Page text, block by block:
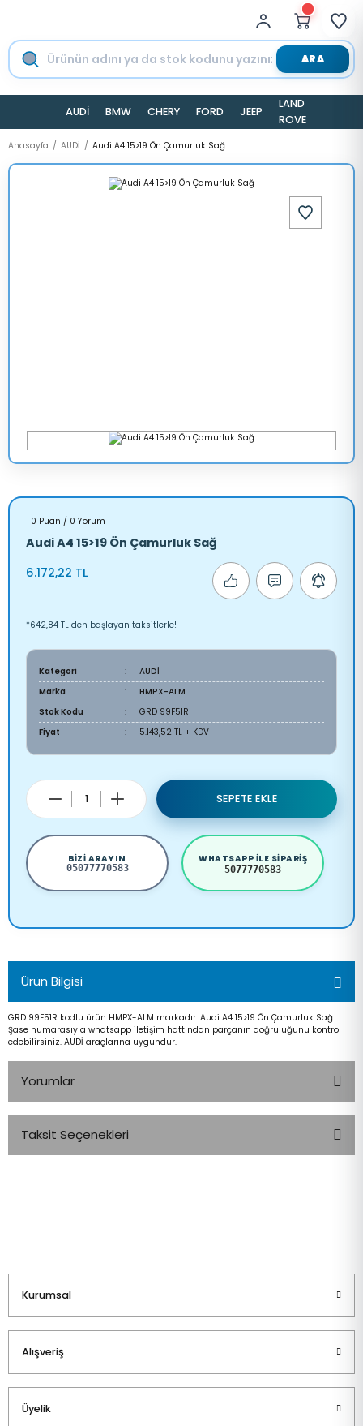
ARA
AUDİ BMW CHERY FORD JEEP
LAND
ROVER
Anasayfa AUDİ Audi A4 15>19 Ön Çamurluk Sağ
0 Puan / 0 Yorum
Audi A4 15>19 Ön Çamurluk Sağ
6.172,22 TL
*642,84 TL den başlayan taksitlerle!
Kategori
AUDİ
Marka
HMPX-ALM
Stok Kodu
GRD 99F51R
Fiyat
5.143,52 TL + KDV
SEPETE EKLE
BIZI ARAYIN
05077770583
WHATSAPP ILE SIPARIŞ
5077770583
Ürün Bilgisi
GRD 99F51R kodlu ürün HMPX-ALM markadır. Audi A4 15>19 Ön Çamurluk Sağ
Şase numarasıyla whatsapp iletişim hattından parçanın doğruluğunu kontrol
edebilirsiniz. AUDİ araçlarına uygundur.
Yorumlar
Taksit Seçenekleri
Kurumsal
Alışveriş
Üyelik